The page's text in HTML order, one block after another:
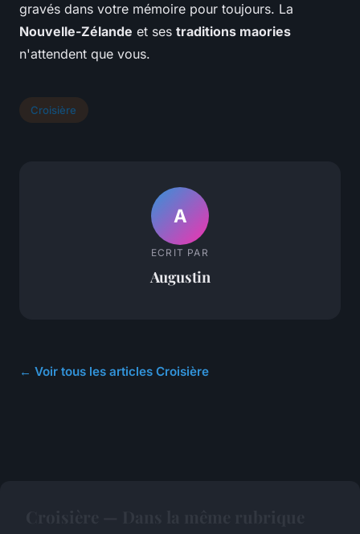
gravés dans votre mémoire pour toujours. La
Nouvelle-Zélande et ses traditions maories
n'attendent que vous.
Croisière
A
ECRIT PAR
Augustin
← Voir tous les articles Croisière